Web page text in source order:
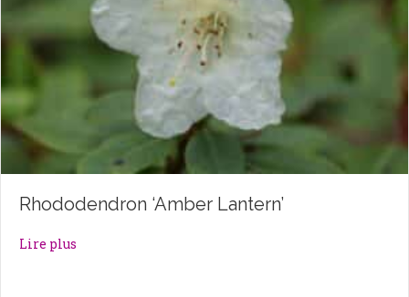
Rhododendron ‘Amber Lantern’
Lire plus